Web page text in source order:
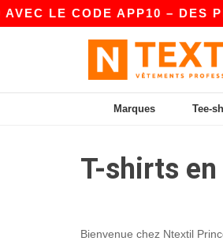
LE CODE APP10 – DES
Marques Tee-
T-shirts en
Bienvenue chez Ntextil